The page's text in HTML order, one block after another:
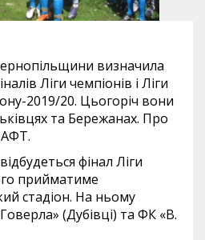
визначила
Ліги чемпіонів і Ліги
2019/20. Цьогоріч вони
та Бережанах. Про
АФТ.
фінал Ліги
прийматиме
стадіон. На ньому
(Дубівці) та ФК «В.